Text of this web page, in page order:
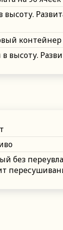
высоту.
в высоту.
без